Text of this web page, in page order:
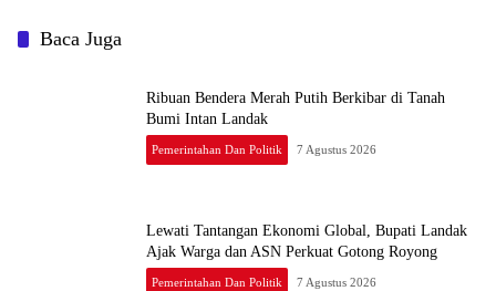
Baca Juga
Ribuan Bendera Merah Putih Berkibar di Tanah
Bumi Intan Landak
Pemerintahan Dan Politik 7 Agustus 2026
Lewati Tantangan Ekonomi Global, Bupati Landak
Ajak Warga dan ASN Perkuat Gotong Royong
Pemerintahan Dan Politik 7 Agustus 2026